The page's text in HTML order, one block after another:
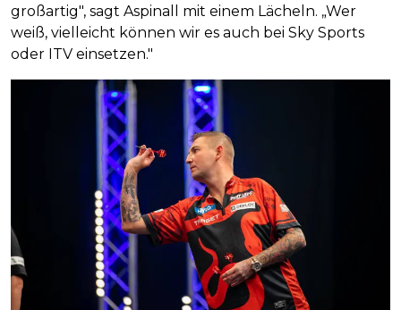
großartig", sagt Aspinall mit einem Lächeln. „Wer
weiß, vielleicht können wir es auch bei Sky Sports
oder ITV einsetzen."